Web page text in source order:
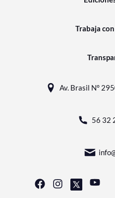
Trabaja
Av. Brasil N°
56 32